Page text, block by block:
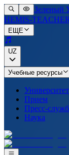
Зеленый
HEMIS-TEACHER
ЕЩЕ
UZ
Учебные ресурсы
Университет
Прием
Пресс-
Наука